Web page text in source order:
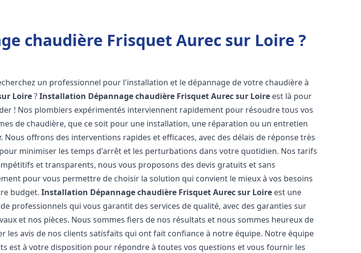
chaudière Frisquet Aurec sur Loire ?
un professionnel pour l'installation et le dépannage de votre chaudière à
Loire?Installation Dépannage chaudière FrisquetAurec sur Loire est là pour
! Nos plombiers expérimentés interviennent rapidement pour résoudre tous vos
de chaudière, que ce soit pour une installation, une réparation ou un entretien
Nous offrons des interventions rapides et efficaces, avec des délais de réponse très
minimiser les temps d'arrêt et les perturbations dans votre quotidien. Nos tarifs
et transparents, nous vous proposons des devis gratuits et sans
pour vous permettre de choisir la solution qui convient le mieux à vos besoins
budget.Installation Dépannage chaudière FrisquetAurec sur Loire est une
professionnels qui vous garantit des services de qualité, avec des garanties sur
et nos pièces. Nous sommes fiers de nos résultats et nous sommes heureux de
les avis de nos clients satisfaits qui ont fait confiance à notre équipe. Notre équipe
est à votre disposition pour répondre à toutes vos questions et vous fournir les